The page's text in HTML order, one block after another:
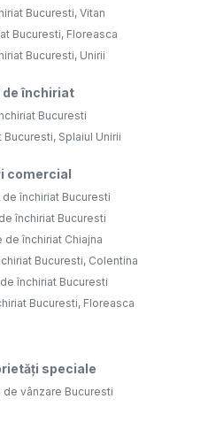
Bucuresti, Vitan
Bucuresti, Floreasca
Bucuresti, Unirii
de închiriat
Bucuresti
Splaiul Unirii
comercial
închiriat Bucuresti
închiriat Bucuresti
de închiriat Chiajna
Bucuresti, Colentina
închiriat Bucuresti
Bucuresti, Floreasca
speciale
de vânzare Bucuresti